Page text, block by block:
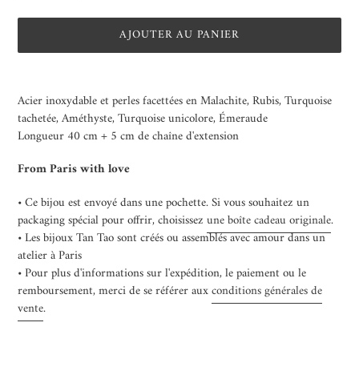
AJOUTER AU PANIER
d'un
produit
à
votre
panier
Acier inoxydable et perles facettées en Malachite, Rubis, Turquoise
tachetée, Améthyste, Turquoise unicolore, Émeraude
Longueur 40 cm + 5 cm de chaîne d'extension
From Paris with love
• Ce bijou est envoyé dans une pochette. Si vous souhaitez un
packaging spécial pour offrir, choisissezune boîte cadeau originale.
• Les bijoux Tan Tao sont créés ou assemblés avec amour dans un
atelier à Paris
• Pour plus d'informations sur l'expédition, le paiement ou le
remboursement, merci de se référer auxconditions générales de
vente.